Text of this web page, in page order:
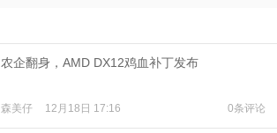
农企翻身，AMD DX12鸡血补丁发布
森美仔 12月18日 17:16 0条评论